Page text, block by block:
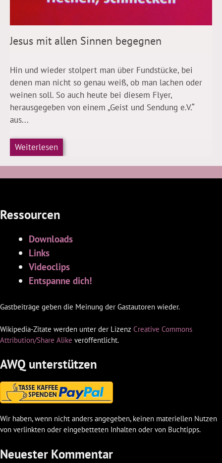
Jesus mit allen Sinnen begegnen
Hin und wieder stolpert man über Fundstücke, bei
denen man nicht so genau weiß, ob man lachen oder
weinen soll. So auch heute bei diesem Flyer,
herausgegeben von einem „Geist und Sendung e.V.“
aus...
Weiterlesen
Ressourcen
Downloads
Links
Videoclips
Entspanne dich!
Gastbeiträge geben die Meinung der Gastautoren wieder.
Wikipedia-Zitate werden unter der Lizenz Creative Commons
Attribution/Share Alike veröffentlicht.
AWQ unterstützen
Wir haben, wenn nicht anders angegeben, keinen materiellen Nutzen
von verlinkten oder eingebetteten Inhalten oder von Buchtipps.
Neuester Kommentar